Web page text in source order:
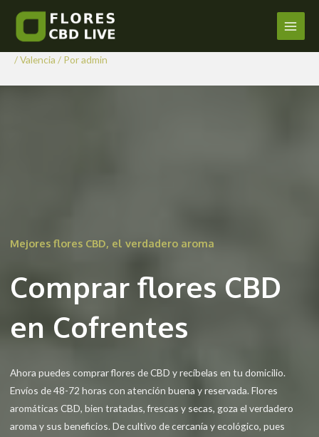
contenido
Main
Comprar Flores CBD en
Cofrentes
/Valencia / Poradmin
Mejores flores CBD, el verdadero aroma
Comprar flores CBD
en Cofrentes
Ahora puedes comprar flores de CBD y recíbelas en tu domicilio.
Envíos de 48-72 horas con atención buena y reservada. Flores
aromáticas CBD, bien tratadas, frescas y secas, goza el verdadero
aroma y sus beneficios. De cultivo de cercanía y ecológico, pues